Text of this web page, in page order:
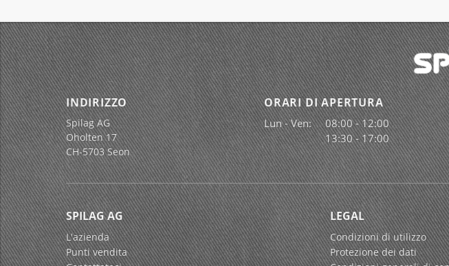
INDIRIZZO
Spilag AG
Oholten 17
CH-5703 Seon
ORARI DI APERTURA
Lun - Ven:
08:00 - 12:00
13:30 - 17:00
SPILAG AG
L'azienda
Punti vendita
LEGAL
Condizioni di utilizzo
Protezione dei dati